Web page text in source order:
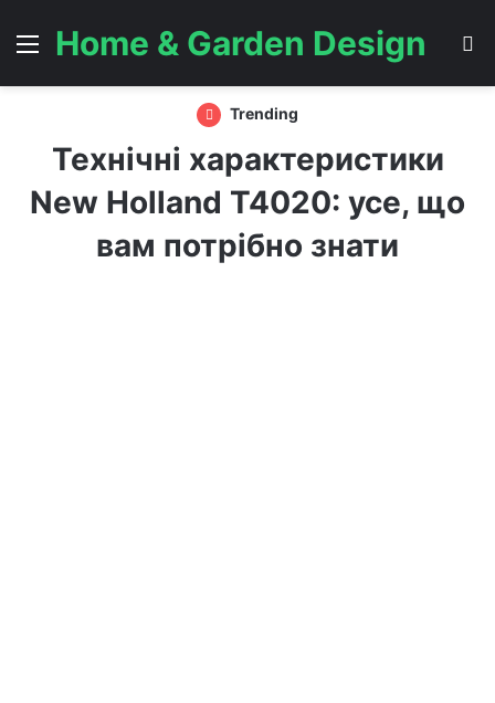
Menu
Home & Garden Design
Trending
Технічні характеристики
New Holland T4020: усе, що
вам потрібно знати